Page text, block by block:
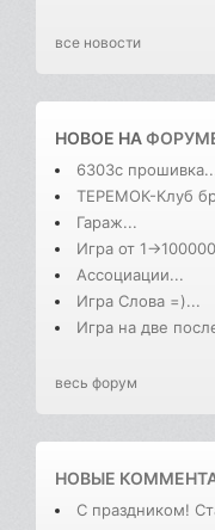
все новости
НОВОЕ НА
6303с
ТЕРЕМОК-Клуб
Гараж...
Игра от 1-
Ассоциации...
Игра Слова =)...
Игра на две
весь форум
НОВЫЕ
С праздником!